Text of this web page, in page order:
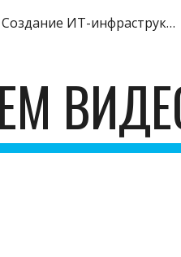
Создание ИТ-инфраструктуры